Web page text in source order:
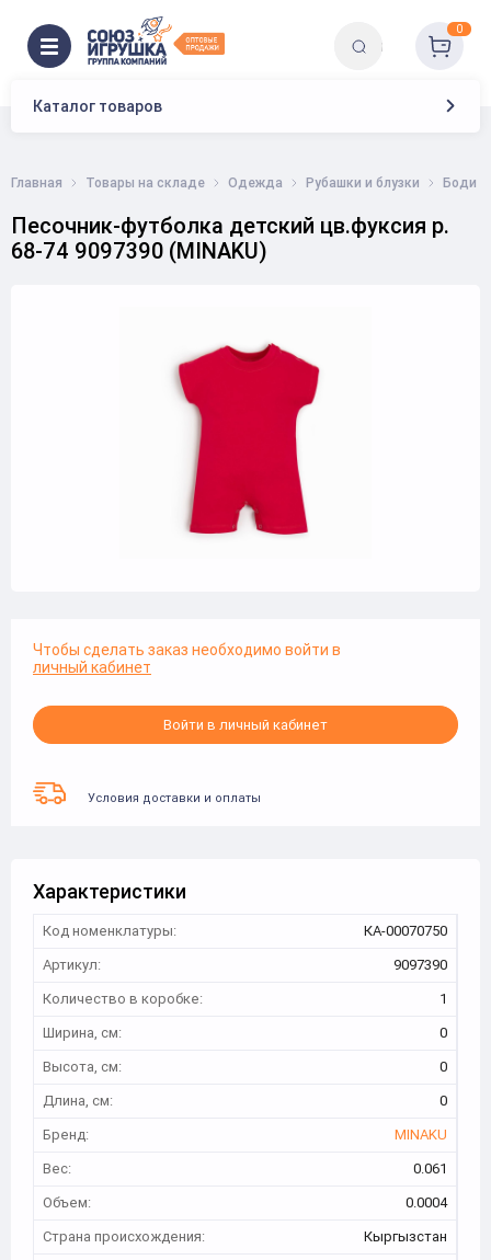
Каталог товаров
0
Главная Товары на складе Одежда Рубашки и блузки Боди
Песочник-футболка детский цв.фуксия р.
68-74 9097390 (MINAKU)
Чтобы сделать заказ необходимо войти в
личный кабинет
Войти в личный кабинет
Условия доставки и оплаты
Характеристики
Код номенклатуры:
КА-00070750
Артикул:
9097390
Количество в коробке:
1
Ширина, см:
0
Высота, см:
0
Длина, см:
0
Бренд:
MINAKU
Вес:
0.061
Объем:
0.0004
Страна происхождения:
Кыргызстан